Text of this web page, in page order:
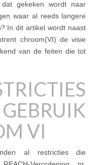
dat gekeken wordt naar
waar al reeds langere
In dit artikel wordt naast
chroom(VI) de visie
van de feiten die tot
VI
al restricties die